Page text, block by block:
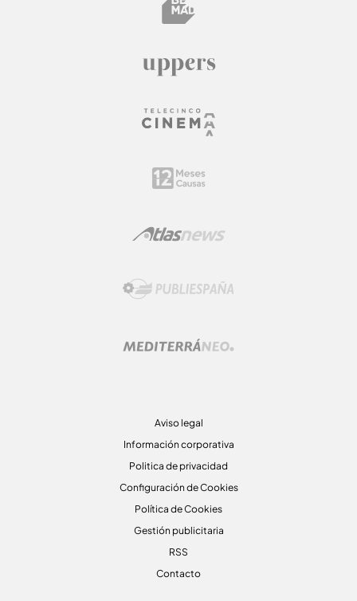
Aviso legal
Información corporativa
Politica de privacidad
Configuración de Cookies
Política de Cookies
Gestión publicitaria
RSS
Contacto